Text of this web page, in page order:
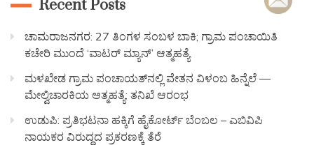
Recent Posts
ಚಾಮರಾಜನಗರ: 27 ತಿಂಗಳ ಸಂಬಳ ಬಾಕಿ; ಗ್ರಾಮ ಪಂಚಾಯಿತಿ
ಕಚೇರಿ ಮುಂದೆ ‘ವಾಟರ್ ಮ್ಯಾನ್’ ಆತ್ಮಹತ್ಯೆ
ಮಳಖೇಡ ಗ್ರಾಮ ಪಂಚಾಯತ್‌ನಲ್ಲಿ ವೇತನ ವಿಳಂಬ ಹಿನ್ನೆಲೆ —
ಮೇಲ್ವಿಚಾರಕಿಯ ಆತ್ಮಹತ್ಯೆ: ತನಿಖೆ ಆರಂಭ
ಉಡುಪಿ: ಪ್ರತಿಭಟನಾ ಹಕ್ಕಿಗೆ ಹೈಕೋರ್ಟ್ ಬೆಂಬಲ – ಎಬಿವಿಪಿ
ನಾಯಕರ ವಿರುದ್ಧದ ಪ್ರಕರಣಕ್ಕೆ ತೆರೆ